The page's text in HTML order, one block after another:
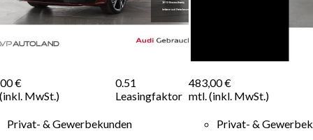
€
MwSt.)
0.51
Leasingfaktor
Privat- & Gewerbekunden
483,00 €
mtl. (inkl. MwSt.)
Privat- &